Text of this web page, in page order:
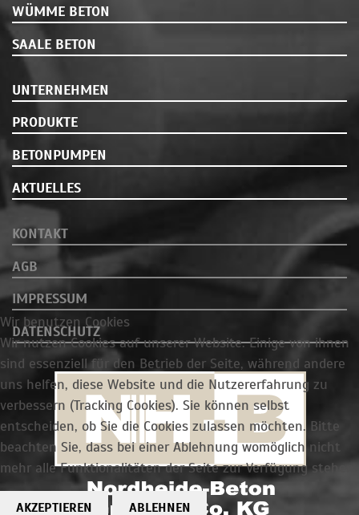
WÜMME BETON
SAALE BETON
UNTERNEHMEN
PRODUKTE
BETONPUMPEN
AKTUELLES
KONTAKT
AGB
IMPRESSUM
DATENSCHUTZ
Wir benutzen Cookies
Wir nutzen Cookies auf unserer Website. Einige von ihnen
sind essenziell für den Betrieb der Seite, während andere
uns helfen, diese Website und die Nutzererfahrung zu
verbessern (Tracking Cookies). Sie können selbst
entscheiden, ob Sie die Cookies zulassen möchten. Bitte
beachten Sie, dass bei einer Ablehnung womöglich nicht
mehr alle Funktionalitäten der Seite zur Verfügung stehen.
AKZEPTIEREN ABLEHNEN